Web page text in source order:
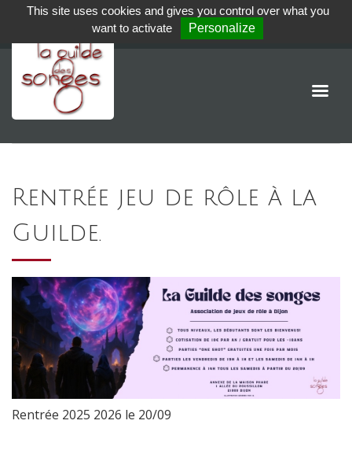
Rentrée jeu de rôle à la
Guilde.
Rentrée 2025 2026 le 20/09
This site uses cookies and gives you control over what you
want to activate
Personalize